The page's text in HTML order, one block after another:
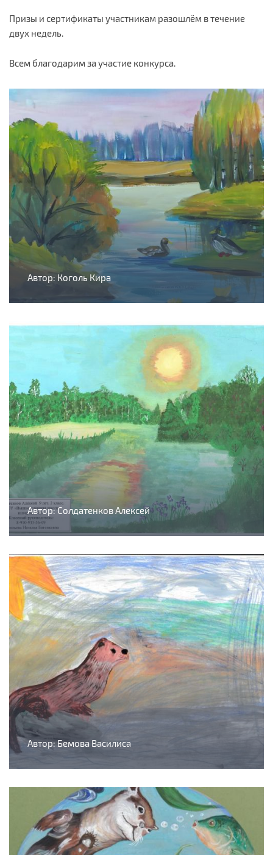
Призы и сертификаты участникам разошлём в течение
двух недель.
Всем благодарим за участие конкурса.
Автор: Коголь Кира
Автор: Солдатенков Алексей
Автор: Бемова Василиса